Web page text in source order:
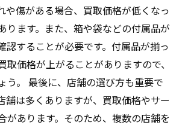
や傷がある場合、買取価格が低くなっ
ります。また、箱や袋などの付属品が
認することが必要です。付属品が揃っ
取価格が上がることがありますので、
う。 最後に、店舗の選び方も重要で
舗は多くありますが、買取価格やサー
があります。そのため、複数の店舗を